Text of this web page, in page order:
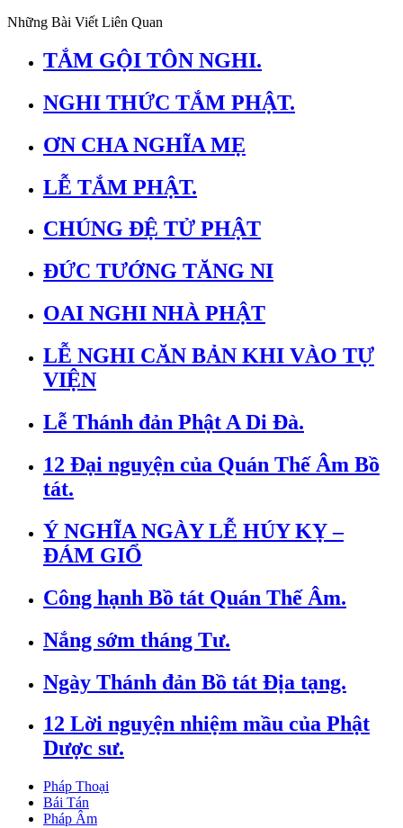
Những Bài Viết Liên Quan
TẮM GỘI TÔN NGHI.
NGHI THỨC TẮM PHẬT.
ƠN CHA NGHĨA MẸ
LỄ TẮM PHẬT.
CHÚNG ĐỆ TỬ PHẬT
ĐỨC TƯỚNG TĂNG NI
OAI NGHI NHÀ PHẬT
LỄ NGHI CĂN BẢN KHI VÀO TỰ
VIỆN
Lễ Thánh đản Phật A Di Đà.
12 Đại nguyện của Quán Thế Âm Bồ
tát.
Ý NGHĨA NGÀY LỄ HÚY KỴ –
ĐÁM GIỔ
Công hạnh Bồ tát Quán Thế Âm.
Nắng sớm tháng Tư.
Ngày Thánh đản Bồ tát Địa tạng.
12 Lời nguyện nhiệm mầu của Phật
Dược sư.
Pháp Thoại
Bái Tán
Pháp Âm